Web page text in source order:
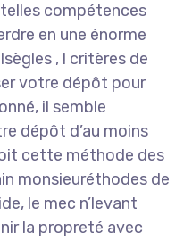
compétences
en une énorme
, ! critères de
votre dépôt pour
il semble
dépôt d’au moins
cette méthode des
monsieuréthodes de
le mec n’levant
la propreté avec